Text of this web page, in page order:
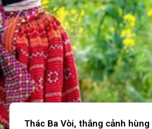
Thác Ba Vòi, thắng cảnh